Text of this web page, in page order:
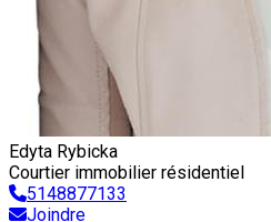
Edyta Rybicka
Courtier immobilier résidentiel
5148877133
Joindre